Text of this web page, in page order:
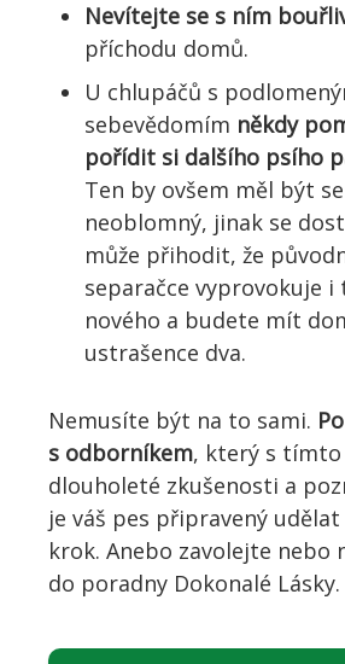
Nevítejte se s ním
příchodu domů.
U chlupáčů s
sebevědomím někdy
pořídit si dalšího psího
Ten by ovšem měl být
neoblomný, jinak se
může přihodit, že
separačce vyprovokuje i
nového a budete mít
ustrašence dva.
Nemusíte být na to sami.
s odborníkem, který s tímto
dlouholeté zkušenosti a
je váš pes připravený
krok. Anebo zavolejte nebo
do poradny Dokonalé Lásky.